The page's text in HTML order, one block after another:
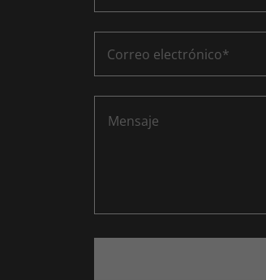
Correo electrónico*